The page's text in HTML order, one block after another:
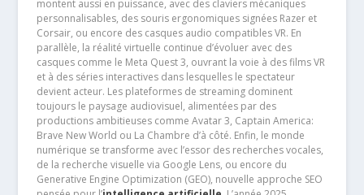
montent aussi en puissance, avec des claviers mécaniques
personnalisables, des souris ergonomiques signées Razer et
Corsair, ou encore des casques audio compatibles VR. En
parallèle, la réalité virtuelle continue d’évoluer avec des
casques comme le Meta Quest 3, ouvrant la voie à des films VR
et à des séries interactives dans lesquelles le spectateur
devient acteur. Les plateformes de streaming dominent
toujours le paysage audiovisuel, alimentées par des
productions ambitieuses comme Avatar 3, Captain America:
Brave New World ou La Chambre d’à côté. Enfin, le monde
numérique se transforme avec l’essor des recherches vocales,
de la recherche visuelle via Google Lens, ou encore du
Generative Engine Optimization (GEO), nouvelle approche SEO